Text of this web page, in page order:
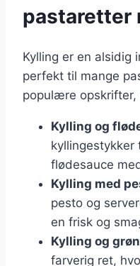
pastaretter
Kylling er en alsidig
perfekt til mange
populære opskrifter,
Kylling og
flødesauce
Kylling med
pesto og
en frisk og
Kylling og
farverig ret,